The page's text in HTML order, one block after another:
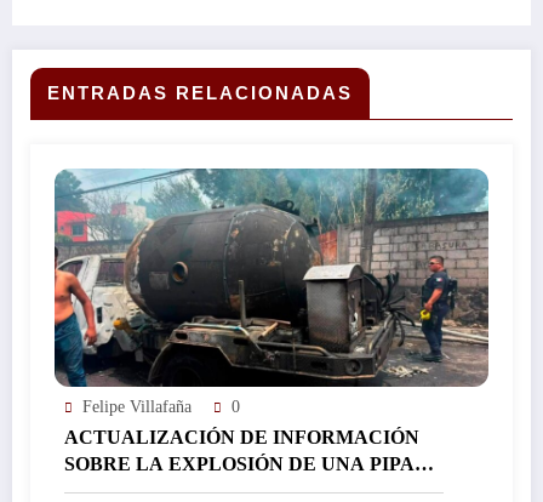
ENTRADAS RELACIONADAS
Felipe Villafaña 0
ACTUALIZACIÓN DE INFORMACIÓN
SOBRE LA EXPLOSIÓN DE UNA PIPA
DE GAS LP EN COLONIA LAS